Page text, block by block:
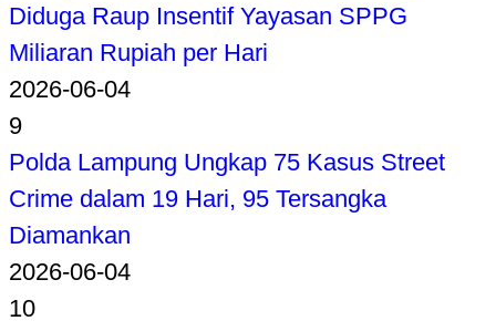
Diduga Raup Insentif Yayasan SPPG
Miliaran Rupiah per Hari
2026-06-04
9
Polda Lampung Ungkap 75 Kasus Street
Crime dalam 19 Hari, 95 Tersangka
Diamankan
2026-06-04
10